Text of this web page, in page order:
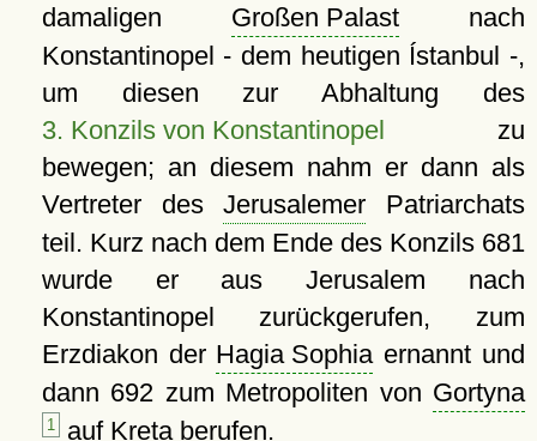
damaligen Großen Palastnach
Konstantinopel - dem heutigen Ístanbul -,
um diesen zur Abhaltung des
3. Konzils von Konstantinopel zu
bewegen; an diesem nahm er dann als
Vertreter desJerusalemer Patriarchats
teil. Kurz nach dem Ende des Konzils 681
wurde er aus Jerusalem nach
Konstantinopel zurückgerufen, zum
Erzdiakon der Hagia Sophia ernannt und
dann 692 zum Metropoliten von Gortyna
1 auf Kreta berufen.